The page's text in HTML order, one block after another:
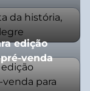
edição
venda